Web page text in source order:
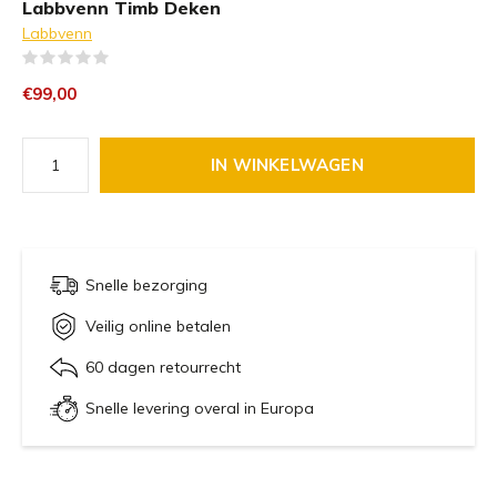
Labbvenn Timb Deken
Labbvenn
€99,00
IN WINKELWAGEN
Snelle bezorging
Veilig online betalen
60 dagen retourrecht
Snelle levering overal in Europa